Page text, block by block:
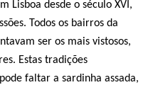
Lisboa desde o século XVI,
Todos os bairros da
ser os mais vistosos,
Estas tradições
faltar a sardinha assada,